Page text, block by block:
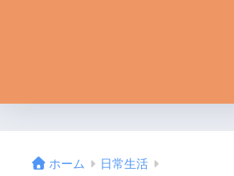
ホーム 日常生活